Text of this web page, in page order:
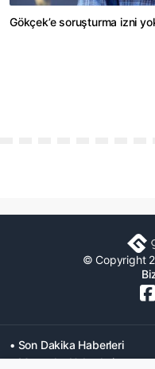
Gökçek’e soruşturma izni
© Copyright
• Son Dakika Haberleri
• Memurlar Haberleri